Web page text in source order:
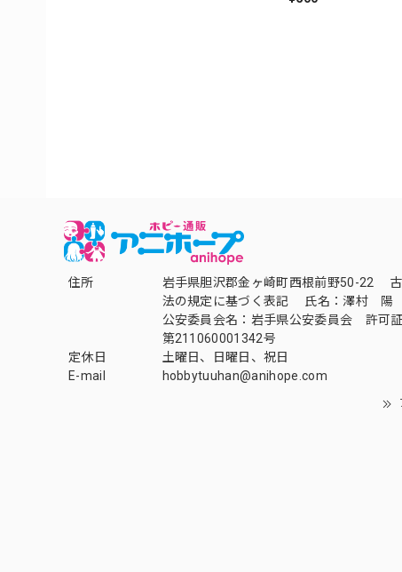
住所
岩手県胆沢郡金ヶ崎町西根前野50-22
法の規定に基づく表記 氏名：澤村 陽
公安委員会名：岩手県公安委員会 許可証
第211060001342号
定休日
土曜日、日曜日、祝日
E-mail
hobbytuuhan@anihope.com